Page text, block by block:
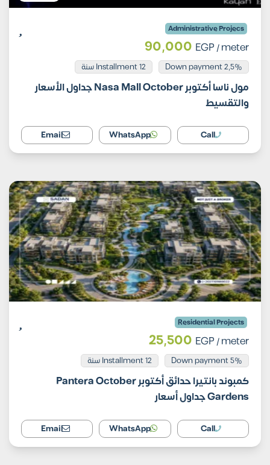
Administrative Projecs
90,000 EGP/ meter
2,5% Down payment Installment 12 سنة
مول ناسا أكتوبر Nasa Mall October جداول الأسعار
والتقسيط
Call
WhatsApp
Email
Residential Projects
25,500 EGP/ meter
5% Down payment Installment 12 سنة
كمبوند بانتيرا حدائق أكتوبر Pantera October
Gardens جداول أسعار
Call
WhatsApp
Email